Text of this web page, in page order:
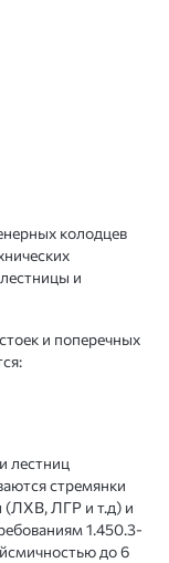
колодцев
и
и поперечных
лестниц
стремянки
(ЛХВ, ЛГР и т.д) и
1.450.3-
до 6